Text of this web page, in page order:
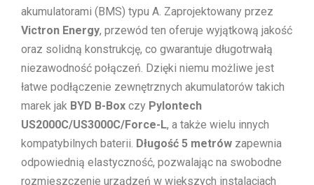
akumulatorami (BMS) typu A. Zaprojektowany przez
Victron Energy, przewód ten oferuje wyjątkową jakość
oraz solidną konstrukcję, co gwarantuje długotrwałą
niezawodność połączeń. Dzięki niemu możliwe jest
łatwe podłączenie zewnętrznych akumulatorów takich
marek jak BYD B-Box czy Pylontech
US2000C/US3000C/Force-L, a także wielu innych
kompatybilnych baterii. Długość 5 metrów zapewnia
odpowiednią elastyczność, pozwalając na swobodne
rozmieszczenie urządzeń w większych instalacjach